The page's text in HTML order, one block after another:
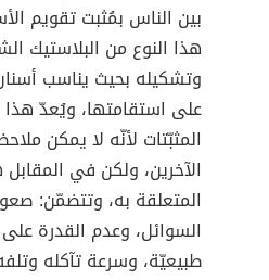
بين الناس بمُثبت تقويم
هذا النوع من البلاستيك
وتشكيله بحيث يناسب
على استقامتها، ويُعدّ هذا
المثبّتات لأنّه لا يمكن
الآخرين، ولكن في
المتعلقة به، وتتضمّن:
السوائل، وعدم القدرة
طبيعيّة، وسرعة تآكله